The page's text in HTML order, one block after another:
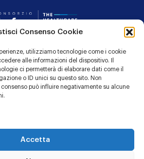
Consenso Cookie
utilizziamo tecnologie come i cookie
alle informazioni del dispositivo. Il
ci permetterà di elaborare dati come il
o ID unici su questo sito. Non
può influire negativamente su alcune
Accetta
CONTATTI
PRIVACY POLICY
COOKIE POLICY
Linkedin